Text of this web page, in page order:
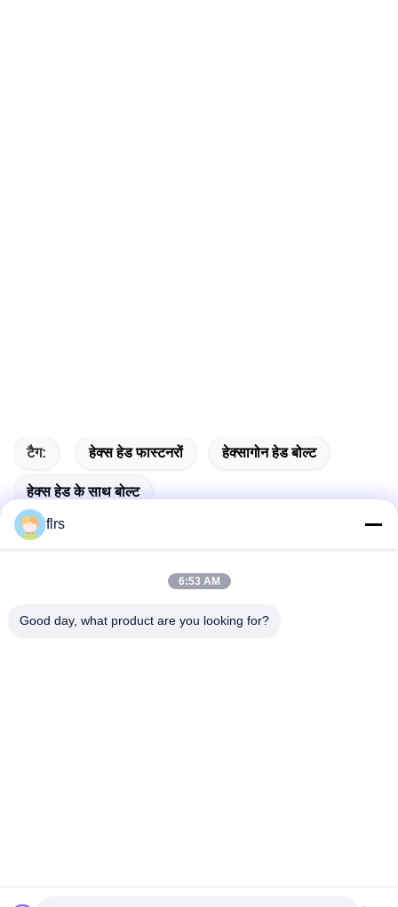
टैग: हेक्स हेड फास्टनरों हेक्सागोन हेड बोल्ट
हेक्स हेड के साथ बोल्ट
कॉपीराइट © 2020-2026 Shaanxi Flourish Industrial Co., Ltd. . सब सभी
flrs
6:53 AM
Good day, what product are you looking for?